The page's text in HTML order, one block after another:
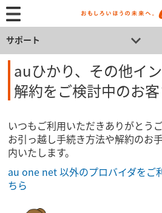
サポート
auひかり、その他イ
解約をご検討中のお
いつもご利用いただきありがとうご
お引っ越し手続き方法や解約のお
内いたします。
au one net 以外のプロバイダをご
ちら